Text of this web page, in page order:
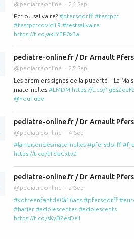
et de donner le sein
de lactarium (don de lait maternel pour
@pediatreonline
26 Sep
Pcr ou salivaire? #pfersdorff #testpcr
#testpcrcovid19 #testsalivaire
https://t.co/axLYEP0x3a
pediatre-online.fr / Dr Arnault
@pediatreonline
25 Sep
Les premiers signes de la puberté – La
maternelles #LMDM https://t.co/
@YouTube
pediatre-online.fr / Dr Arnault
@pediatreonline
4 Sep
#lamaisondesmaternelles #pfersdorff
https://t.co/tTSiaCxtvZ
pediatre-online.fr / Dr Arnault
@pediatreonline
2 Sep
#votreenfantde0à16ans #pfersdorff
#hatier #adolescentes #adolescents
https://t.co/sKyBZesDe1